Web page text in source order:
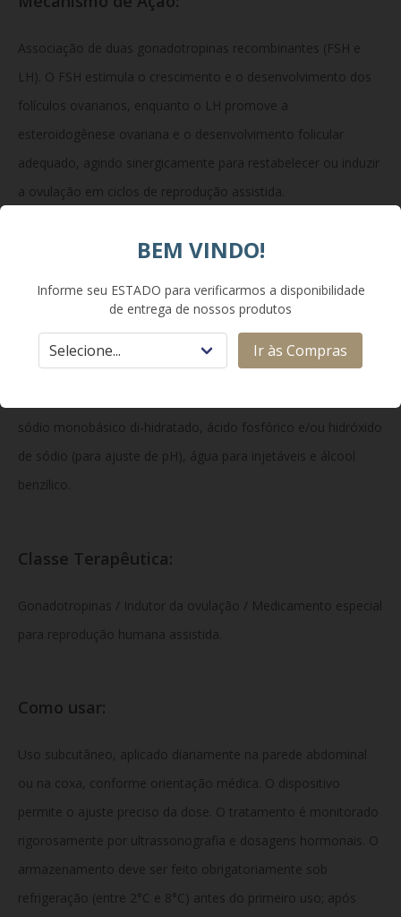
Associação de duas gonadotropinas recombinantes (FSH e
LH). O FSH estimula o crescimento e o desenvolvimento dos
folículos ovarianos, enquanto o LH promove a
esteroidogênese ovariana e o desenvolvimento folicular
adequado, agindo sinergicamente para restabelecer ou induzir
a ovulação em ciclos de reprodução assistida.
Caneta preenchida multidose contendo 0,72 mL de solução
injetável com 450 UI de folitropina alfa e 225 UI
de lutropina alfa. Excipientes: sacarose, polissorbato 20,
sódio monobásico di-hidratado, ácido fosfórico e/ou hidróxido
de sódio (para ajuste de pH), água para injetáveis e álcool
benzílico.
Classe Terapêutica:
Gonadotropinas / Indutor da ovulação / Medicamento especial
para reprodução humana assistida.
Como usar:
Uso subcutâneo, aplicado diariamente na parede abdominal
ou na coxa, conforme orientação médica. O dispositivo
permite o ajuste preciso da dose. O tratamento é monitorado
rigorosamente por ultrassonografia e dosagens hormonais. O
armazenamento deve ser feito obrigatoriamente sob
refrigeração (entre 2°C e 8°C) antes do primeiro uso; após
BEM VINDO!
Informe seu ESTADO para verificarmos a disponibilidade
de entrega de nossos produtos
Ir às Compras